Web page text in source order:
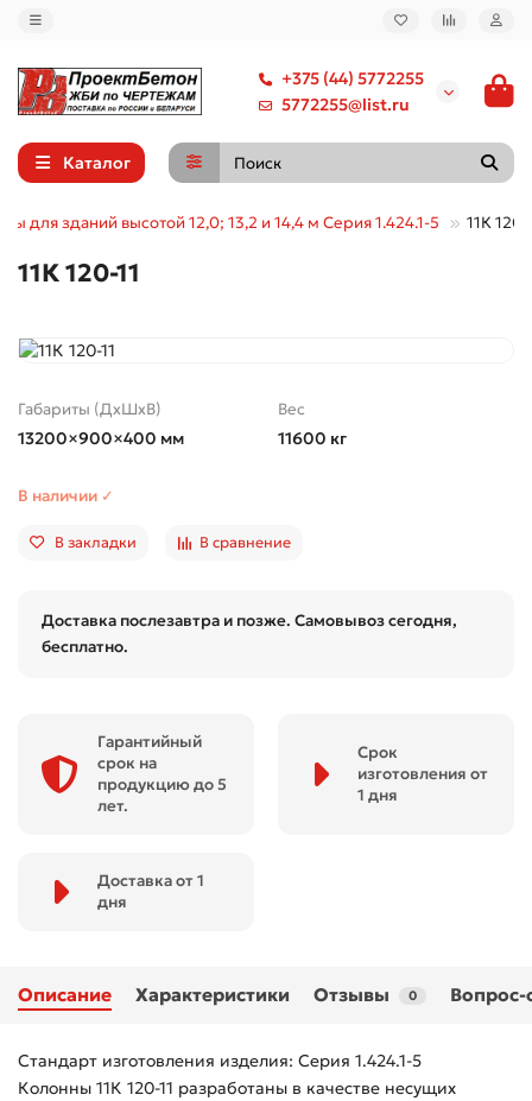
+375 (44) 5772255
5772255@list.ru
Каталог
для зданий высотой 12,0; 13,2 и 14,4 м Серия 1.424.1-5 11К 120-
11К 120-11
Габариты (ДхШхВ)
13200×900×400 мм
Вес
11600 кг
В наличии ✓
В закладки В сравнение
Доставка послезавтра и позже. Самовывоз сегодня,
бесплатно.
Гарантийный
срок на
продукцию до 5
лет.
Срок
изготовления от
1 дня
Доставка от 1
дня
Описание Характеристики Отзывы 0 Вопрос-
Стандарт изготовления изделия: Серия 1.424.1-5
Колонны 11К 120-11 разработаны в качестве несущих